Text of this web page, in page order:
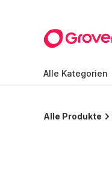
Alle Kategorien
Alle Produkte